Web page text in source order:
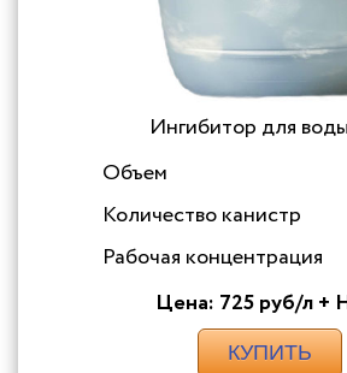
Ингибитор для
Объем
Количество канистр
Рабочая концентрация
Цена: 725 руб/л +
КУПИТЬ